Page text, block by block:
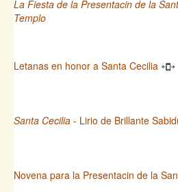
La Fiesta de la Presentacin de la
Templo
Letanas en honor a Santa Cecilia
Santa Cecilia - Lirio de Brillante
Novena para la Presentacin de la